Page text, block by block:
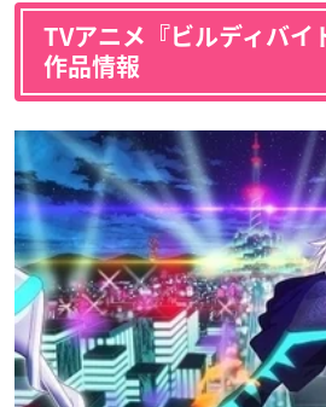
TVアニメ『ビルディバイ
作品情報